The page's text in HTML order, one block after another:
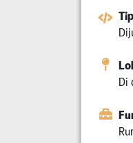
Di